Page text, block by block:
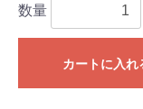
数量
カートに入れ